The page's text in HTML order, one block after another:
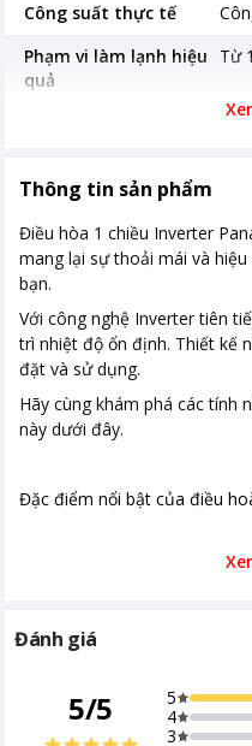
Công suất thực tế
Phạm vi làm lạnh hiệu
quả
Từ
cục nóng
Loại Gas
Nơi sản xuất
Thời gian bảo hành
Chất liệu dàn tản nhiệt
điện
Kích thước - Khối
Kích thước - Khối
Dài
Thông tin sản phẩm
Điều hòa 1 chiều Inverter
mang lại sự thoải mái và
bạn.
Với công nghệ Inverter tiên
trì nhiệt độ ổn định. Thiết kế
đặt và sử dụng.
Hãy cùng khám phá các tính
này dưới đây.
Đặc điểm nổi bật của điều
Thiết kế sang trọng và hiện
được chăm chút tỉ mỉ với góc
Sản phẩm không chỉ làm
mang lại cảm giác thoải
Đánh giá
5/5
5
4
3